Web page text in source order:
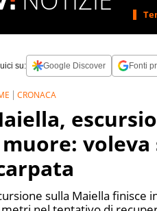
su: Google Discover Fonti
CRONACA
sulla Maiella finisce